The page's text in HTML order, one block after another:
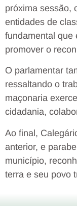
próxima sessão,
entidades de
fundamental que
promover o
O parlamentar
ressaltando o
maçonaria
cidadania,
Ao final,
anterior, e
município,
terra e seu povo